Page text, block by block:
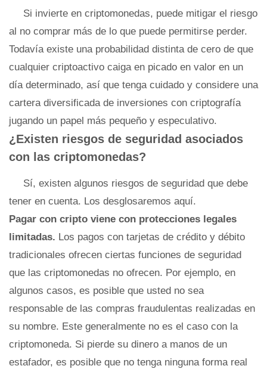
Si invierte en criptomonedas, puede mitigar el riesgo
al no comprar más de lo que puede permitirse perder.
Todavía existe una probabilidad distinta de cero de que
cualquier criptoactivo caiga en picado en valor en un
día determinado, así que tenga cuidado y considere una
cartera diversificada de inversiones con criptografía
jugando un papel más pequeño y especulativo.
¿Existen riesgos de seguridad asociados
con las criptomonedas?
Sí, existen algunos riesgos de seguridad que debe
tener en cuenta. Los desglosaremos aquí.
Pagar con cripto viene con protecciones legales
limitadas. Los pagos con tarjetas de crédito y débito
tradicionales ofrecen ciertas funciones de seguridad
que las criptomonedas no ofrecen. Por ejemplo, en
algunos casos, es posible que usted no sea
responsable de las compras fraudulentas realizadas en
su nombre. Este generalmente no es el caso con la
criptomoneda. Si pierde su dinero a manos de un
estafador, es posible que no tenga ninguna forma real